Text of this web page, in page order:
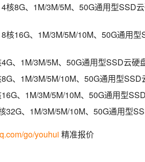
核8G、1M/3M/5M、50G通用型SSD
核16G、1M/3M/5M/10M、50G通用
、1M/3M/5M、50G通用型SSD云硬
、1M/3M/5M/10M、50G通用型
、1M/3M/5M/10M、50G通用型
32G、1M/3M/5M/10M、50G通用型
go/youhui 精准报价